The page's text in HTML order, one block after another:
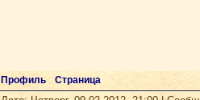
Профиль Страница